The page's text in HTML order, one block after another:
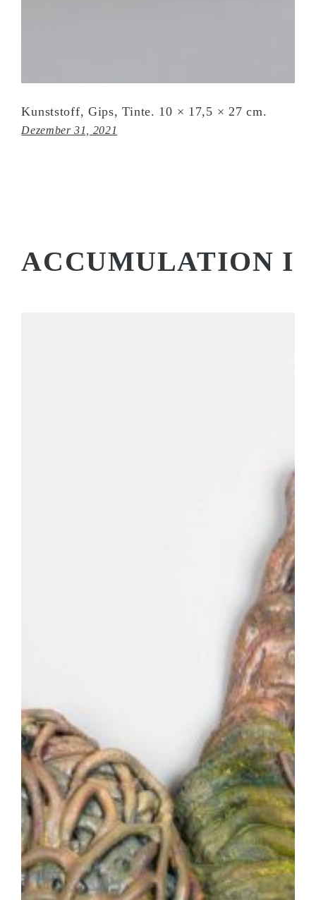
Kunststoff, Gips, Tinte. 10 × 17,5 × 27 cm.
Dezember 31, 2021
ACCUMULATION I